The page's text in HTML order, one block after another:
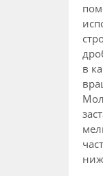
в